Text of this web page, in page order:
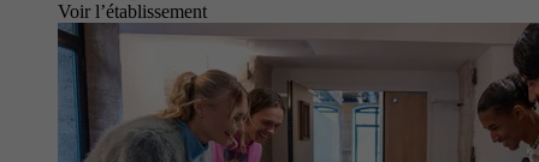
Voir l’établissement